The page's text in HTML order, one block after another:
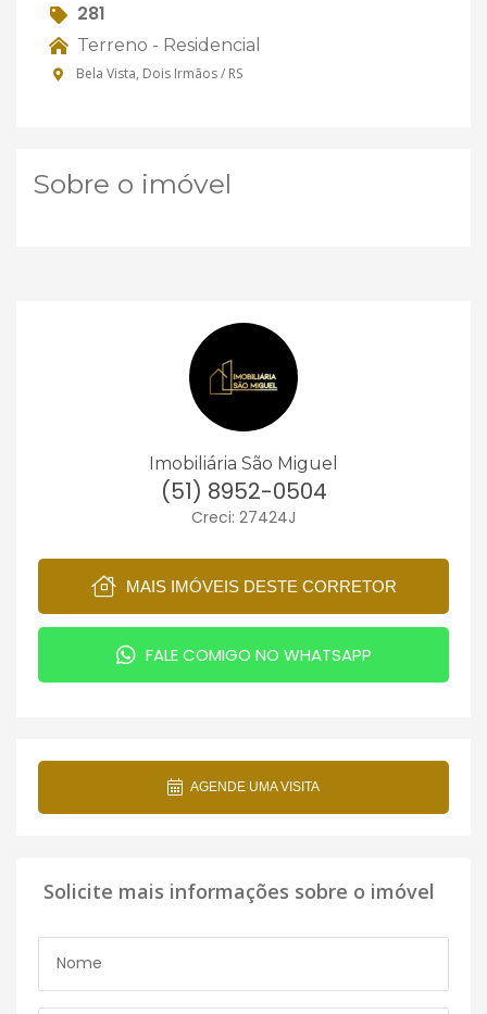
281
Terreno - Residencial
Bela Vista, Dois Irmãos / RS
Sobre o imóvel
Imobiliária São Miguel
(51) 8952-0504
Creci: 27424J
MAIS IMÓVEIS DESTE CORRETOR
FALE COMIGO NO WHATSAPP
AGENDE UMA VISITA
Solicite mais informações sobre o imóvel